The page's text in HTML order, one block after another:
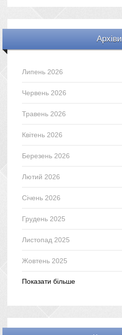
Архіви
Липень 2026
Червень 2026
Травень 2026
Квітень 2026
Березень 2026
Лютий 2026
Січень 2026
Грудень 2025
Листопад 2025
Жовтень 2025
Показати більше